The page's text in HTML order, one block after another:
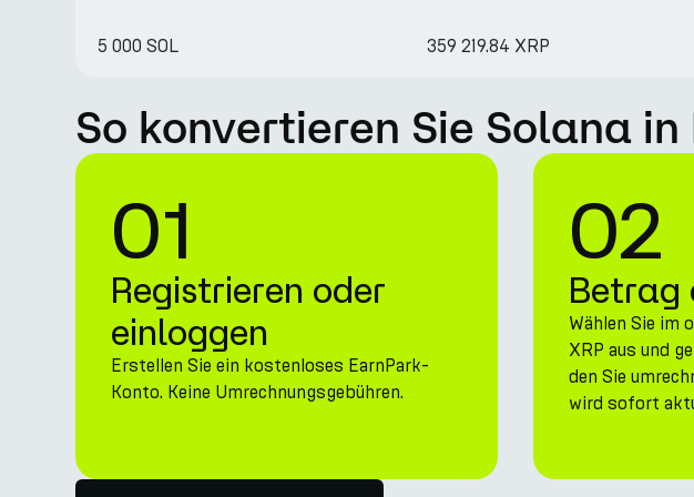
5 000 SOL 359 219.84 XRP
So konvertieren Sie Solana
01
Registrieren oder
einloggen
Erstellen Sie ein kostenloses EarnPark-
Konto. Keine Umrechnungsgebühren.
02
Betrag
Wählen Sie im
XRP aus und
den Sie
wird sofort